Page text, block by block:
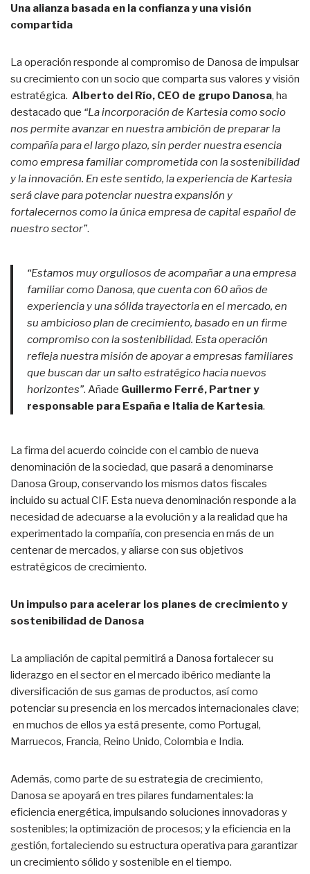
Una alianza basada en la confianza y una visión
compartida
La operación responde al compromiso de Danosa de impulsar
su crecimiento con un socio que comparta sus valores y visión
estratégica. Alberto del Río, CEO de grupo Danosa, ha
destacado que “La incorporación de Kartesia como socio
nos permite avanzar en nuestra ambición de preparar la
compañía para el largo plazo, sin perder nuestra esencia
como empresa familiar comprometida con la sostenibilidad
y la innovación. En este sentido, la experiencia de Kartesia
será clave para potenciar nuestra expansión y
fortalecernos como la única empresa de capital español de
nuestro sector”.
“Estamos muy orgullosos de acompañar a una empresa
familiar como Danosa, que cuenta con 60 años de
experiencia y una sólida trayectoria en el mercado, en
su ambicioso plan de crecimiento, basado en un firme
compromiso con la sostenibilidad. Esta operación
refleja nuestra misión de apoyar a empresas familiares
que buscan dar un salto estratégico hacia nuevos
horizontes”. Añade Guillermo Ferré, Partner y
responsable para España e Italia de Kartesia.
La firma del acuerdo coincide con el cambio de nueva
denominación de la sociedad, que pasará a denominarse
Danosa Group, conservando los mismos datos fiscales
incluido su actual CIF. Esta nueva denominación responde a la
necesidad de adecuarse a la evolución y a la realidad que ha
experimentado la compañía, con presencia en más de un
centenar de mercados, y aliarse con sus objetivos
estratégicos de crecimiento.
Un impulso para acelerar los planes de crecimiento y
sostenibilidad de Danosa
La ampliación de capital permitirá a Danosa fortalecer su
liderazgo en el sector en el mercado ibérico mediante la
diversificación de sus gamas de productos, así como
potenciar su presencia en los mercados internacionales clave;
en muchos de ellos ya está presente, como Portugal,
Marruecos, Francia, Reino Unido, Colombia e India.
Además, como parte de su estrategia de crecimiento,
Danosa se apoyará en tres pilares fundamentales: la
eficiencia energética, impulsando soluciones innovadoras y
sostenibles; la optimización de procesos; y la eficiencia en la
gestión, fortaleciendo su estructura operativa para garantizar
un crecimiento sólido y sostenible en el tiempo.